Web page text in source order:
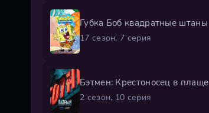
Губка Боб квадратные штаны
17 сезон, 7 серия
Бэтмен: Крестоносец в плаще
2 сезон, 10 серия